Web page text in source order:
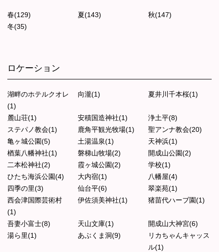
春(129) 夏(143)
秋(147)
冬(35)
ロケーション
湖畔のホテルクオレ
(1)
向瀧(1) 夏井川千本桜(1)
麓山荘(1) 安積国造神社(1)
浄土平(8)
ステパノ教会(1)
鹿角平観光牧場(1)
聖アンナ教会(20)
亀ヶ城公園(5)
土湯温泉(1)
天神浜(1)
楢葉八幡神社(1)
磐梯山牧場(2)
開成山公園(2)
二本松神社(2)
霞ヶ城公園(2)
学校(1)
ひたち海浜公園(4)
大内宿(1)
八幡屋(4)
四季の里(3)
仙台平(6)
翠楽苑(1)
西会津国際芸術村
(1)
伊佐須美神社(1) 猪苗代ハーブ園(1)
吾妻小富士(8) 天山文庫(1)
開成山大神宮(6)
湯ら里(1)
あぶくま洞(9)
リカちゃんキャッス
ル(1)